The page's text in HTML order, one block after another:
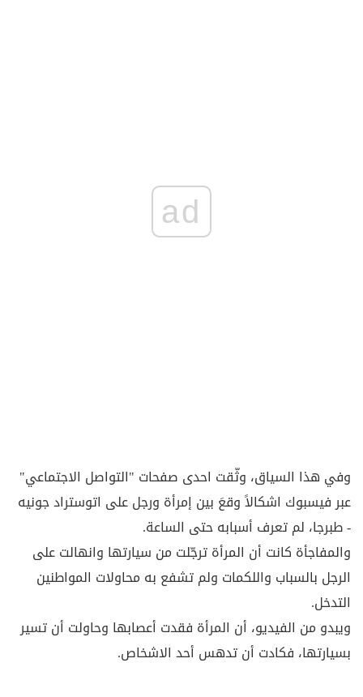
ad
وفي هذا السياق، وثّقت احدى صفحات "التواصل الاجتماعي"
عبر فيسبوك اشكالاً وقعَ بين إمرأة ورجل على اتوستراد جونيه
- طبرجا، لم تعرف أسبابه حتى الساعة.
والمفاجأة كانت أن المرأة ترجّلت من سيارتها وانهالت على
الرجل بالسباب واللكمات ولم تشفع به محاولات المواطنين
التدخل.
ويبدو من الفيديو، أن المرأة فقدت أعصابها وحاولت أن تسير
بسيارتها، فكادت أن تدهس أحد الاشخاص.